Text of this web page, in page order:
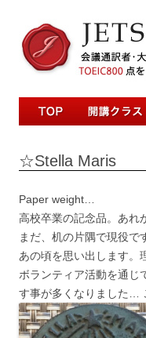
☆Stella Maris
Paper weight…
高校卒業の記念品。あれ
まだ、机の片隅で現役
あの頃を思い出します。
ボランティア活動を通じ
す事が多くなりました…